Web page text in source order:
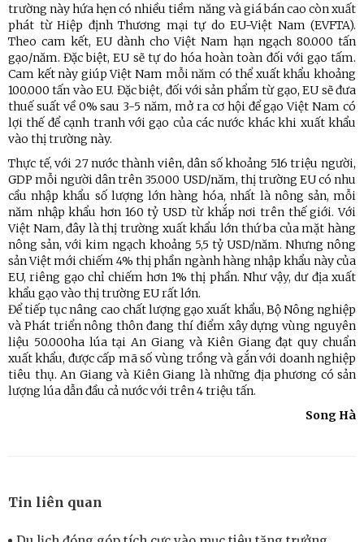
trường này hứa hẹn có nhiều tiềm năng và giá bán cao còn xuất
phát từ Hiệp định Thương mại tự do EU-Việt Nam (EVFTA).
Theo cam kết, EU dành cho Việt Nam hạn ngạch 80.000 tấn
gạo/năm. Đặc biệt, EU sẽ tự do hóa hoàn toàn đối với gạo tấm.
Cam kết này giúp Việt Nam mỗi năm có thể xuất khẩu khoảng
100.000 tấn vào EU. Đặc biệt, đối với sản phẩm từ gạo, EU sẽ đưa
thuế suất về 0% sau 3-5 năm, mở ra cơ hội để gạo Việt Nam có
lợi thế để cạnh tranh với gạo của các nước khác khi xuất khẩu
vào thị trường này.
Thực tế, với 27 nước thành viên, dân số khoảng 516 triệu người,
GDP mỗi người dân trên 35.000 USD/năm, thị trường EU có nhu
cầu nhập khẩu số lượng lớn hàng hóa, nhất là nông sản, mỗi
năm nhập khẩu hơn 160 tỷ USD từ khắp nơi trên thế giới. Với
Việt Nam, đây là thị trường xuất khẩu lớn thứ ba của mặt hàng
nông sản, với kim ngạch khoảng 5,5 tỷ USD/năm. Nhưng nông
sản Việt mới chiếm 4% thị phần ngành hàng nhập khẩu này của
EU, riêng gạo chỉ chiếm hơn 1% thị phần. Như vậy, dư địa xuất
khẩu gạo vào thị trường EU rất lớn.
Để tiếp tục nâng cao chất lượng gạo xuất khẩu, Bộ Nông nghiệp
và Phát triển nông thôn đang thí điểm xây dựng vùng nguyên
liệu 50.000ha lúa tại An Giang và Kiên Giang đạt quy chuẩn
xuất khẩu, được cấp mã số vùng trồng và gắn với doanh nghiệp
tiêu thụ. An Giang và Kiên Giang là những địa phương có sản
lượng lúa dẫn đầu cả nước với trên 4 triệu tấn.
Song Hà
Tin liên quan